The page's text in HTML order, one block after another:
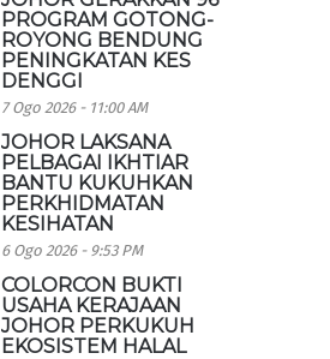
PROGRAM GOTONG-
ROYONG BENDUNG
PENINGKATAN KES
DENGGI
7 Ogo 2026 - 11:00 AM
JOHOR LAKSANA
PELBAGAI IKHTIAR
BANTU KUKUHKAN
PERKHIDMATAN
KESIHATAN
6 Ogo 2026 - 9:53 PM
COLORCON BUKTI
USAHA KERAJAAN
JOHOR PERKUKUH
EKOSISTEM HALAL